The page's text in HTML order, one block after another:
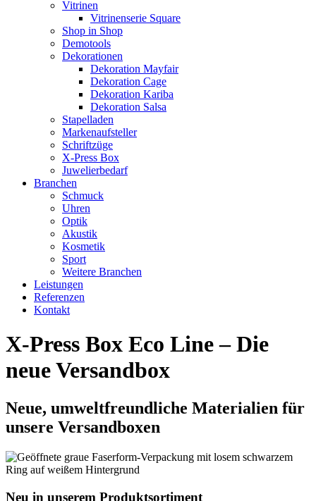
Vitrinen
Vitrinenserie Square
Shop in Shop
Demotools
Dekorationen
Dekoration Mayfair
Dekoration Cage
Dekoration Kariba
Dekoration Salsa
Stapelladen
Markenaufsteller
Schriftzüge
X-Press Box
Juwelierbedarf
Branchen
Schmuck
Uhren
Optik
Akustik
Kosmetik
Sport
Weitere Branchen
Leistungen
Referenzen
Kontakt
X-Press Box Eco Line – Die
neue Versandbox
Neue, umweltfreundliche Materialien für
unsere Versandboxen
Neu in unserem Produktsortiment